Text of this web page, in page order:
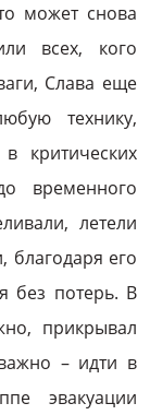
может снова
всех, кого
Слава еще
технику,
критических
временного
летели
благодаря его
без потерь. В
прикрывал
– идти в
эвакуации